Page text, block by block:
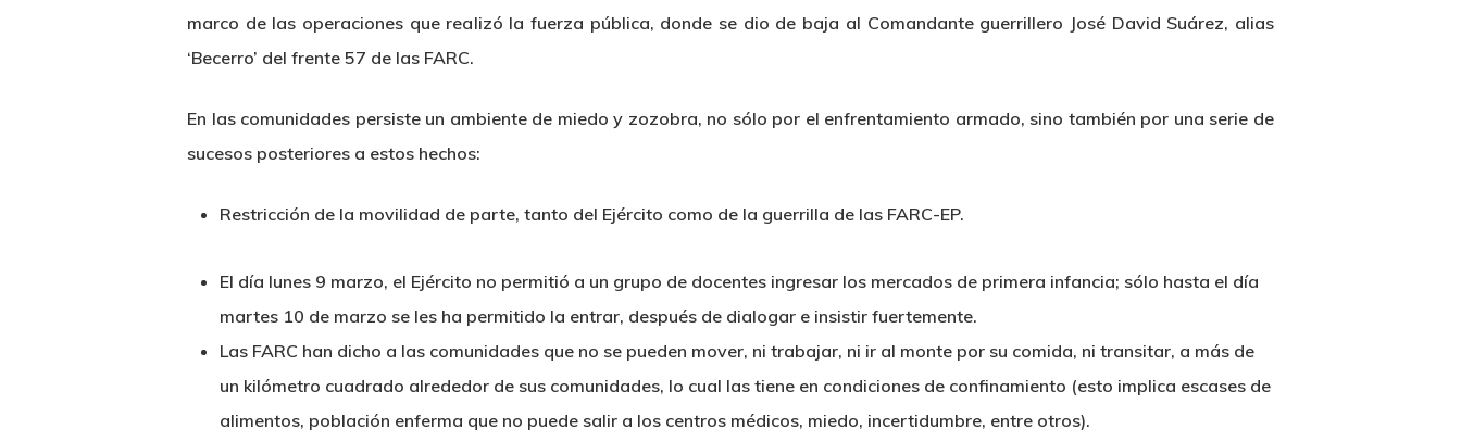
marco de las operaciones que realizó la fuerza pública, donde se dio de baja al Comandante guerrillero José David Suárez, alias
‘Becerro’ del frente 57 de las FARC.
En las comunidades persiste un ambiente de miedo y zozobra, no sólo por el enfrentamiento armado, sino también por una serie de
sucesos posteriores a estos hechos:
Restricción de la movilidad de parte, tanto del Ejército como de la guerrilla de las FARC-EP.
El día lunes 9 marzo, el Ejército no permitió a un grupo de docentes ingresar los mercados de primera infancia; sólo hasta el día
martes 10 de marzo se les ha permitido la entrar, después de dialogar e insistir fuertemente.
Las FARC han dicho a las comunidades que no se pueden mover, ni trabajar, ni ir al monte por su comida, ni transitar, a más de
un kilómetro cuadrado alrededor de sus comunidades, lo cual las tiene en condiciones de confinamiento (esto implica escases de
alimentos, población enferma que no puede salir a los centros médicos, miedo, incertidumbre, entre otros).